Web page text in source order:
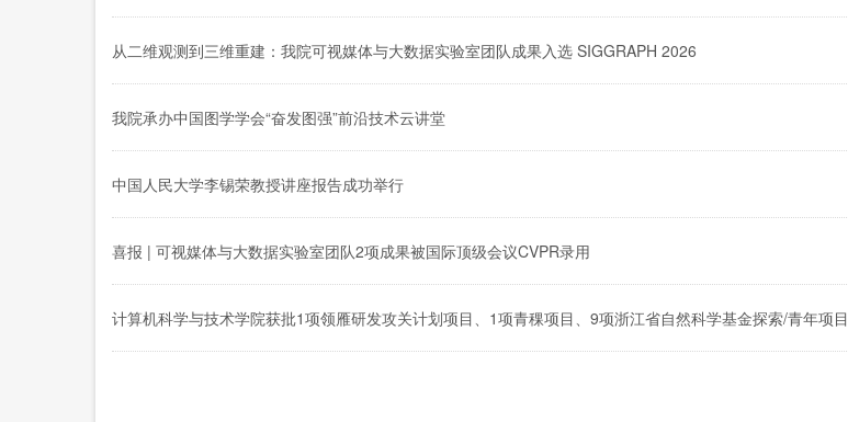
从二维观测到三维重建：我院可视媒体与大数据实验室团队成果入选 SIGGRAPH 2026
我院承办中国图学学会“奋发图强”前沿技术云讲堂
中国人民大学李锡荣教授讲座报告成功举行
喜报 | 可视媒体与大数据实验室团队2项成果被国际顶级会议CVPR录用
计算机科学与技术学院获批1项领雁研发攻关计划项目、1项青稞项目、9项浙江省自然科学基金探索/青年项目